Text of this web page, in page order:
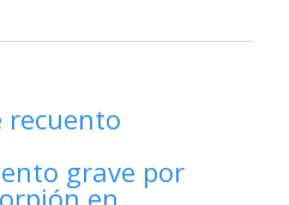
recuento
grave por
en